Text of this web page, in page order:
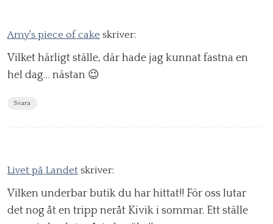
Amy's piece of cake skriver:
Vilket härligt ställe, där hade jag kunnat fastna en
hel dag… nästan 😉
Svara
Livet på Landet skriver:
Vilken underbar butik du har hittat!! För oss lutar
det nog åt en tripp neråt Kivik i sommar. Ett ställe